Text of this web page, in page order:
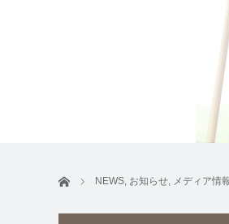
ホーム NEWS, お知らせ, メディア情